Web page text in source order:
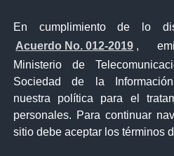
En cumplimiento de lo
Acuerdo No. 012-2019 ,
Ministerio de
Sociedad de la
nuestra política para el
personales. Para continuar
sitio debe aceptar los términos
Ventanilla
Ventanilla Única de
Gobierno